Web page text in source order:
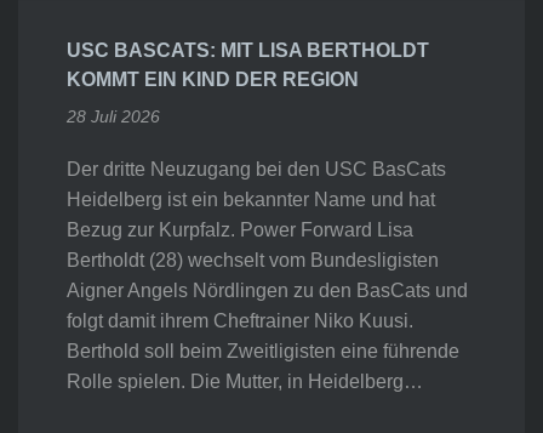
USC BASCATS: MIT LISA BERTHOLDT
KOMMT EIN KIND DER REGION
28 Juli 2026
Der dritte Neuzugang bei den USC BasCats
Heidelberg ist ein bekannter Name und hat
Bezug zur Kurpfalz. Power Forward Lisa
Bertholdt (28) wechselt vom Bundesligisten
Aigner Angels Nördlingen zu den BasCats und
folgt damit ihrem Cheftrainer Niko Kuusi.
Berthold soll beim Zweitligisten eine führende
Rolle spielen. Die Mutter, in Heidelberg…